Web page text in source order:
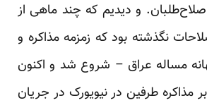
و دیدیم که چند ماهی از
نگذشته بود که زمزمه مذاکره و
مساله عراق – شروع شد و اکنون
مذاکره طرفین در نیویورک در جریان